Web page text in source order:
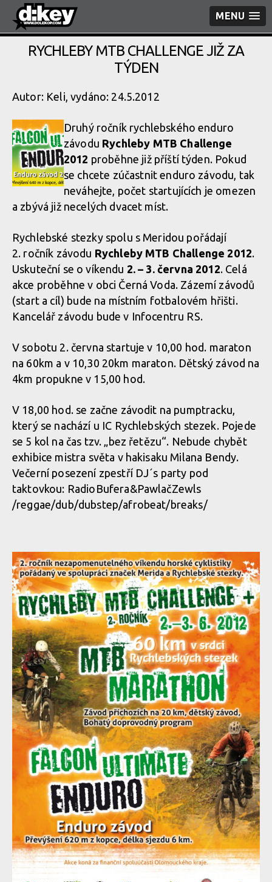
MENU
RYCHLEBY MTB CHALLENGE JIŽ ZA
TÝDEN
Autor: Keli, vydáno: 24.5.2012
Druhý ročník rychlebského enduro
závodu Rychleby MTB Challenge
2012 proběhne již příští týden. Pokud
se chcete zúčastnit enduro závodu, tak
neváhejte, počet startujících je omezen
a zbývá již necelých dvacet míst.
Rychlebské stezky spolu s Meridou pořádají
2. ročník závodu Rychleby MTB Challenge 2012.
Uskuteční se o víkendu 2. – 3. června 2012. Celá
akce proběhne v obci Černá Voda. Zázemí závodů
(start a cíl) bude na místním fotbalovém hřišti.
Kancelář závodu bude v Infocentru RS.
V sobotu 2. června startuje v 10,00 hod. maraton
na 60km a v 10,30 20km maraton. Dětský závod na
4km propukne v 15,00 hod.
V 18,00 hod. se začne závodit na pumptracku,
který se nachází u IC Rychlebských stezek. Pojede
se 5 kol na čas tzv. „bez řetězu“. Nebude chybět
exhibice mistra světa v hakisaku Milana Bendy.
Večerní posezení zpestří DJ´s party pod
taktovkou: RadioBufera&Paw­lačZewls
/reggae/dub/dub­step/afrobeat/bre­aks/